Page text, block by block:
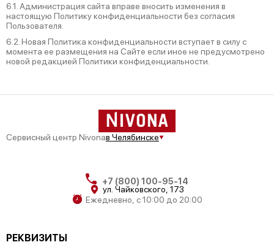
6.1. Администрация сайта вправе вносить изменения в
настоящую Политику конфиденциальности без согласия
Пользователя.
6.2. Новая Политика конфиденциальности вступает в силу с
момента ее размещения на Сайте если иное не предусмотрено
новой редакцией Политики конфиденциальности.
Сервисный центр Nivonaв Челябинске
+7 (800) 100-95-14
ул. Чайковского, 173
Ежедневно, с 10:00 до 20:00
РЕКВИЗИТЫ